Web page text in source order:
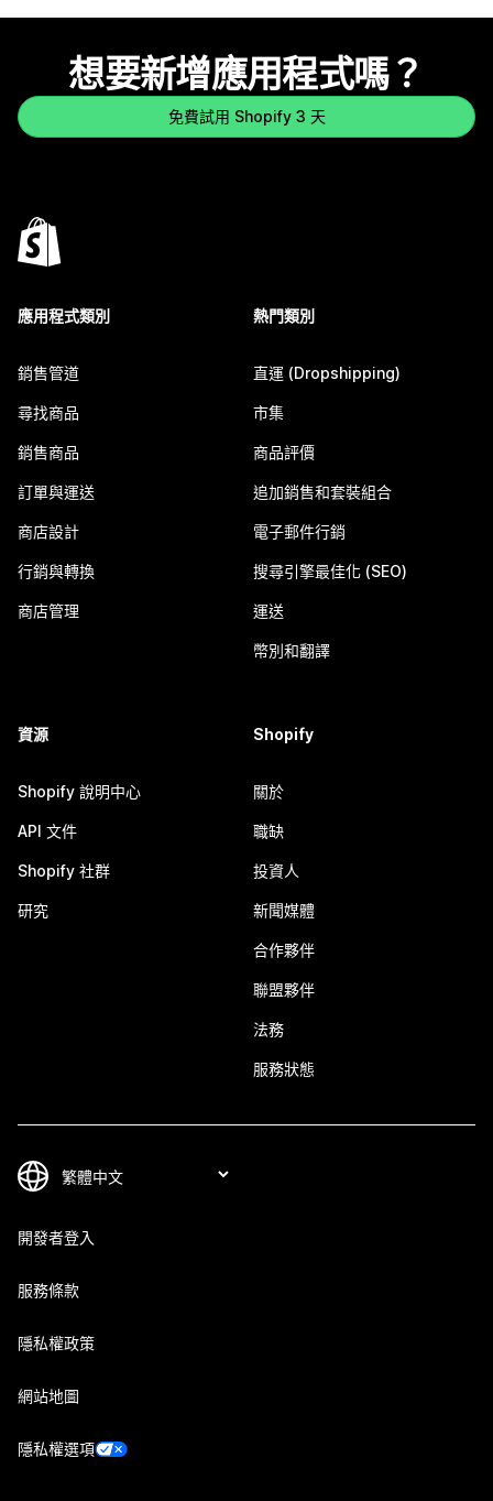
想要新增應用程式嗎？
免費試用 Shopify 3 天
應用程式類別
銷售管道
尋找商品
銷售商品
訂單與運送
商店設計
行銷與轉換
商店管理
熱門類別
直運 (Dropshipping)
市集
商品評價
追加銷售和套裝組合
電子郵件行銷
搜尋引擎最佳化 (SEO)
運送
幣別和翻譯
資源
Shopify 說明中心
API 文件
Shopify 社群
研究
Shopify
關於
職缺
投資人
新聞媒體
合作夥伴
聯盟夥伴
法務
服務狀態
開發者登入
服務條款
隱私權政策
網站地圖
隱私權選項